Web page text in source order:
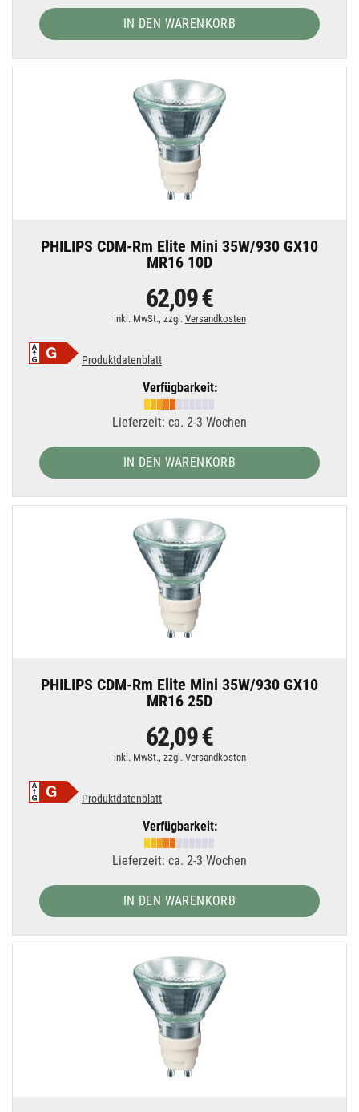
IN DEN WARENKORB
PHILIPS CDM-Rm Elite Mini 35W/930 GX10
MR16 10D
62,09 €
inkl. MwSt., zzgl. Versandkosten
Produktdatenblatt
Verfügbarkeit:
Lieferzeit: ca. 2-3 Wochen
IN DEN WARENKORB
PHILIPS CDM-Rm Elite Mini 35W/930 GX10
MR16 25D
62,09 €
inkl. MwSt., zzgl. Versandkosten
Produktdatenblatt
Verfügbarkeit:
Lieferzeit: ca. 2-3 Wochen
IN DEN WARENKORB